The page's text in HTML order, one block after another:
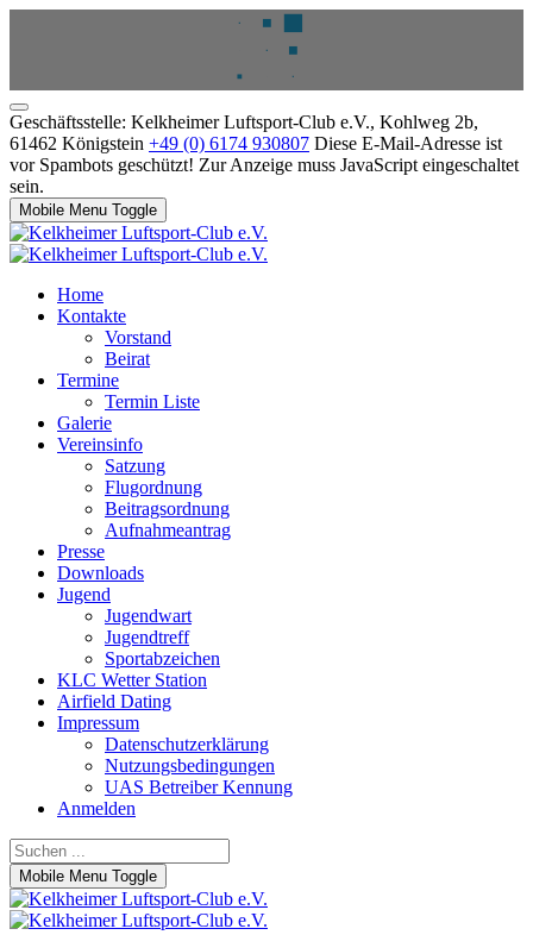
Geschäftsstelle: Kelkheimer Luftsport-Club e.V., Kohlweg 2b,
61462 Königstein +49 (0) 6174 930807 Diese E-Mail-Adresse ist
vor Spambots geschützt! Zur Anzeige muss JavaScript eingeschaltet
sein.
Mobile Menu Toggle
Home
Kontakte
Vorstand
Beirat
Termine
Termin Liste
Galerie
Vereinsinfo
Satzung
Flugordnung
Beitragsordnung
Aufnahmeantrag
Presse
Downloads
Jugend
Jugendwart
Jugendtreff
Sportabzeichen
KLC Wetter Station
Airfield Dating
Impressum
Datenschutzerklärung
Nutzungsbedingungen
UAS Betreiber Kennung
Anmelden
Mobile Menu Toggle